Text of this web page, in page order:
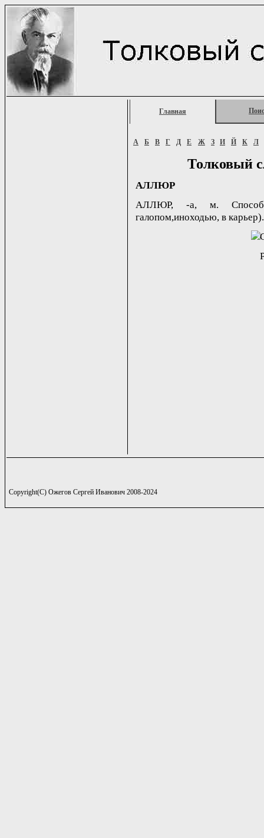
Главная
А Б В Г Д Е Ж З И Й К Л
Толковый
АЛЛЮР
АЛЛЮР, -а, м. Способ
галопом,иноходью, в
Copyright(C) Ожегов Сергей Иванович 2008-2024